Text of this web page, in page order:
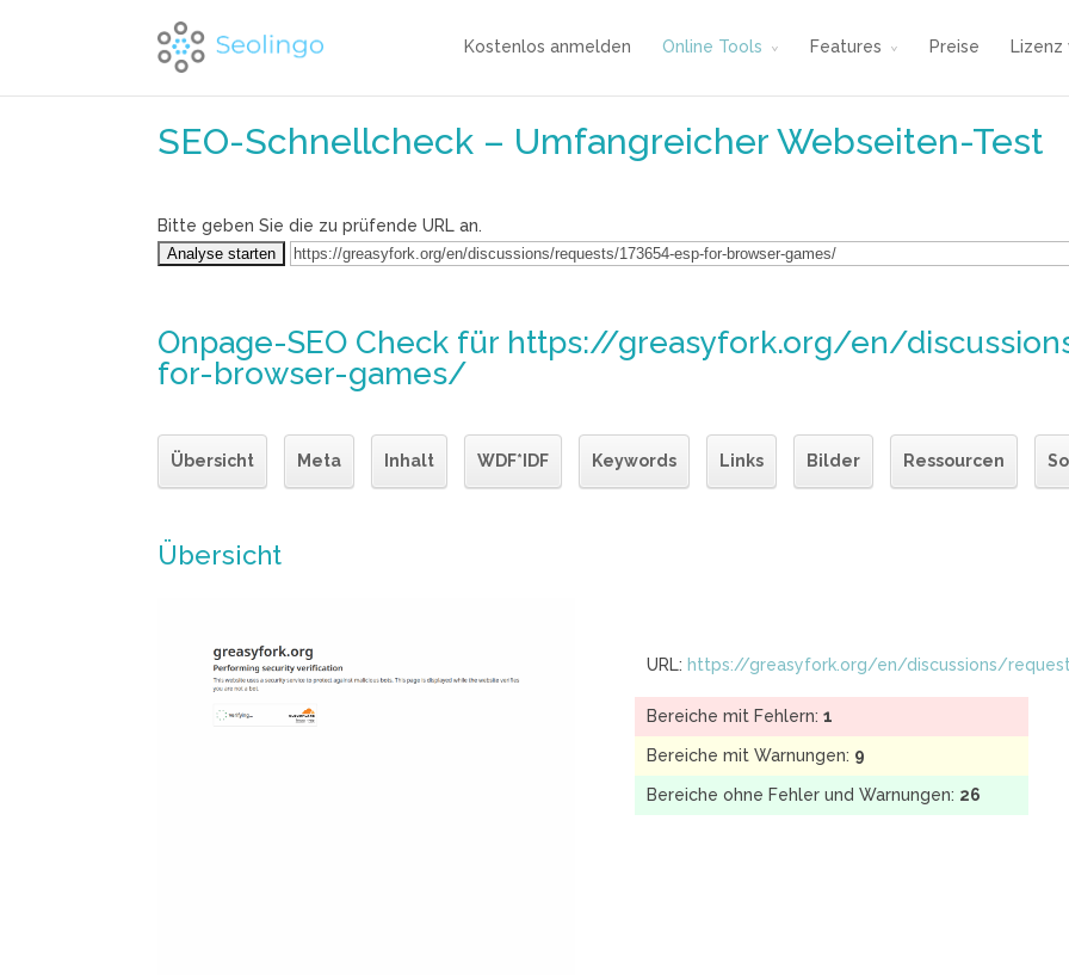
Kostenlos anmelden Online Tools Features Preise Lizenz
SEO-Schnellcheck – Umfangreicher Webseiten-Test
Bitte geben Sie die zu prüfende URL an.
Onpage-SEO Check für https://greasyfork.org/en/
for-browser-games/
Übersicht Meta Inhalt WDF*IDF Keywords Links Bilder Ressourcen
Übersicht
URL: https://greasyfork.org/en/discussions/
Bereiche mit Fehlern: 1
Bereiche mit Warnungen: 9
Bereiche ohne Fehler und Warnungen: 26